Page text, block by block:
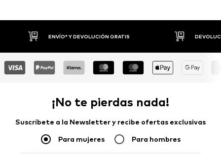
DEVOLUCIONES HASTA 30 DÍAS
¡No te pierdas nada!
Suscríbete a la Newsletter y recibe ofertas exclusivas
Para mujeres Para hombres